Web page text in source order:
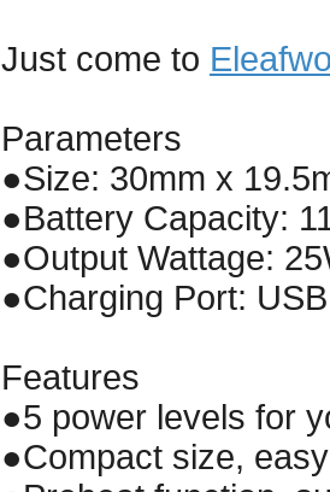
Just come to
Parameters
●Size: 30mm x
●Battery Capacity:
●Output Wattage:
●Charging Port:
Features
●5 power levels for
●Compact size,